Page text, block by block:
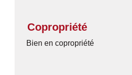
Copropriété
Bien en copropriété